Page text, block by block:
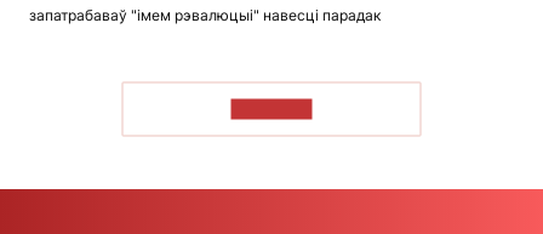
запатрабаваў "імем рэвалюцыі" навесці парадак